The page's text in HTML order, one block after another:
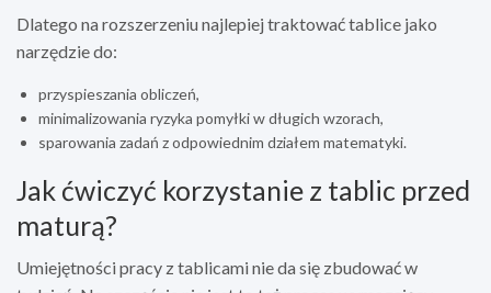
Dlatego na rozszerzeniu najlepiej traktować tablice jako
narzędzie do:
przyspieszania obliczeń,
minimalizowania ryzyka pomyłki w długich wzorach,
sparowania zadań z odpowiednim działem matematyki.
Jak ćwiczyć korzystanie z tablic przed
maturą?
Umiejętności pracy z tablicami nie da się zbudować w